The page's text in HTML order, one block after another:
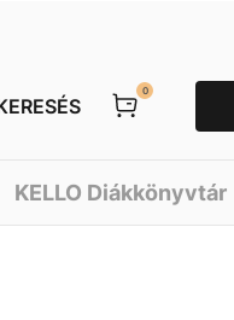
0
KELLO Diákkönyvtár